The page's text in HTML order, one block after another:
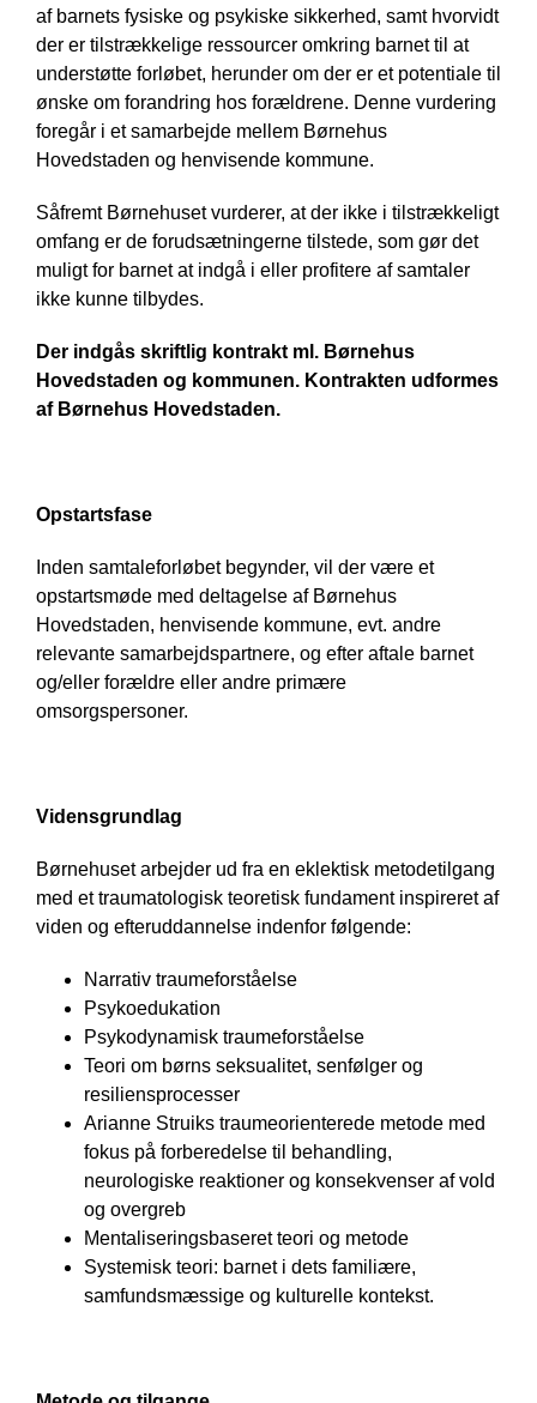
af barnets fysiske og psykiske sikkerhed, samt hvorvidt
der er tilstrækkelige ressourcer omkring barnet til at
understøtte forløbet, herunder om der er et potentiale til
ønske om forandring hos forældrene. Denne vurdering
foregår i et samarbejde mellem Børnehus
Hovedstaden og henvisende kommune.
Såfremt Børnehuset vurderer, at der ikke i tilstrækkeligt
omfang er de forudsætningerne tilstede, som gør det
muligt for barnet at indgå i eller profitere af samtaler
ikke kunne tilbydes.
Der indgås skriftlig kontrakt ml. Børnehus
Hovedstaden og kommunen. Kontrakten udformes
af Børnehus Hovedstaden.
Opstartsfase
Inden samtaleforløbet begynder, vil der være et
opstartsmøde med deltagelse af Børnehus
Hovedstaden, henvisende kommune, evt. andre
relevante samarbejdspartnere, og efter aftale barnet
og/eller forældre eller andre primære
omsorgspersoner.
Vidensgrundlag
Børnehuset arbejder ud fra en eklektisk metodetilgang
med et traumatologisk teoretisk fundament inspireret af
viden og efteruddannelse indenfor følgende:
Narrativ traumeforståelse
Psykoedukation
Psykodynamisk traumeforståelse
Teori om børns seksualitet, senfølger og
resiliensprocesser
Arianne Struiks traumeorienterede metode med
fokus på forberedelse til behandling,
neurologiske reaktioner og konsekvenser af vold
og overgreb
Mentaliseringsbaseret teori og metode
Systemisk teori: barnet i dets familiære,
samfundsmæssige og kulturelle kontekst.